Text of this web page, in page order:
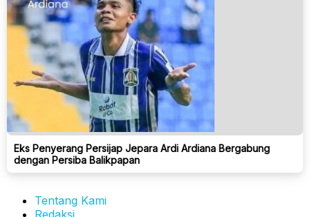
Eks Penyerang Persijap Jepara Ardi Ardiana Bergabung
dengan Persiba Balikpapan
Tentang Kami